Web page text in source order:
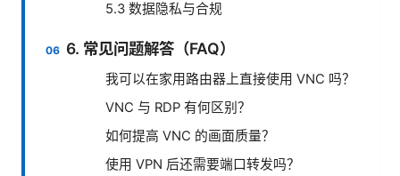
5.3 数据隐私与合规
6. 常见问题解答（FAQ）
我可以在家用路由器上直接使用 VNC 吗？
VNC 与 RDP 有何区别？
如何提高 VNC 的画面质量？
使用 VPN 后还需要端口转发吗？